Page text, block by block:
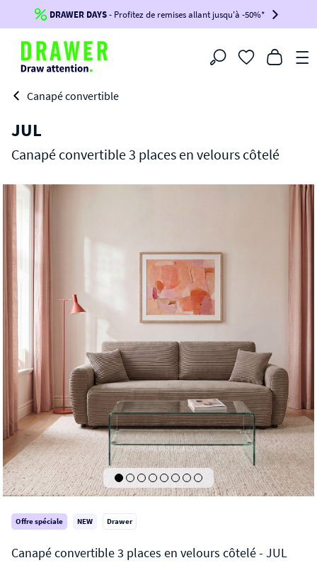
Jusqu'à-100€*sur votre commande !
BIKINI100
-voir conditions en bas de page-
DRAWER DAYS- Profitez de remises allant jusqu'à -50%*
Filtrer
Canapé convertible
JUL
Canapé convertible 3 places en velours côtelé
Offre spéciale NEW Drawer